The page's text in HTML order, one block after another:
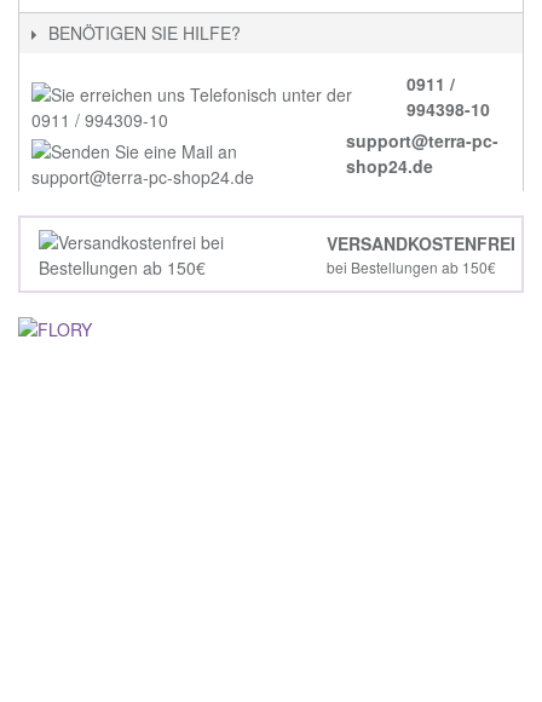
BENÖTIGEN SIE HILFE?
0911 /
994398-10
support@terra-pc-
shop24.de
VERSANDKOSTENFREI
bei Bestellungen ab 150€